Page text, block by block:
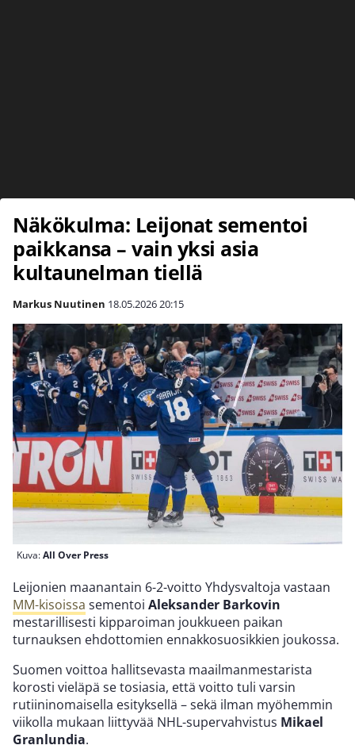
Näkökulma: Leijonat sementoi
paikkansa – vain yksi asia
kultaunelman tiellä
Markus Nuutinen 18.05.202620:15
Kuva:All Over Press
Leijonien maanantain 6-2-voitto Yhdysvaltoja vastaan
MM-kisoissa sementoi Aleksander Barkovin
mestarillisesti kipparoiman joukkueen paikan
turnauksen ehdottomien ennakkosuosikkien joukossa.
Suomen voittoa hallitsevasta maailmanmestarista
korosti vieläpä se tosiasia, että voitto tuli varsin
rutiininomaisella esityksellä – sekä ilman myöhemmin
viikolla mukaan liittyvää NHL-supervahvistus Mikael
Granlundia.